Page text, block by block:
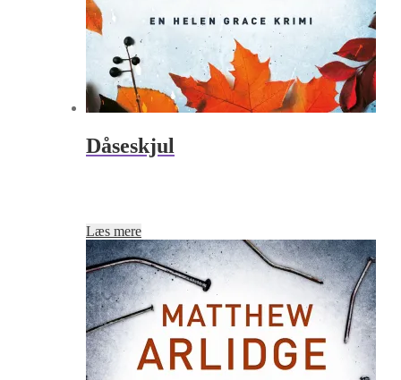
Dåseskjul
Læs mere